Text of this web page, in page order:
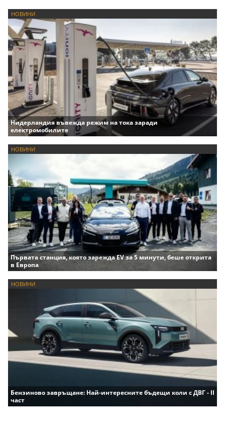
НОВИНИ
Нидерландия въвежда режим на тока заради
електромобилите
НОВИНИ
Първата станция, която зарежда EV за 5 минути, беше открита
в Европа
НОВИНИ
Бензиново завръщане: Най-интересните бъдещи коли с ДВГ - II
част